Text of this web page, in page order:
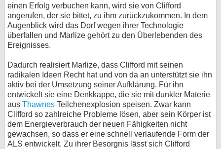
einen Erfolg verbuchen kann, wird sie von Clifford
angerufen, der sie bittet, zu ihm zurückzukommen. In dem
Augenblick wird das Dorf wegen ihrer Technologie
überfallen und Marlize gehört zu den Überlebenden des
Ereignisses.
Dadurch realisiert Marlize, dass Clifford mit seinen
radikalen Ideen Recht hat und von da an unterstützt sie ihn
aktiv bei der Umsetzung seiner Aufklärung. Für ihn
entwickelt sie eine Denkkappe, die sie mit dunkler Materie
aus Thawnes Teilchenexplosion speisen. Zwar kann
Clifford so zahlreiche Probleme lösen, aber sein Körper ist
dem Energieverbrauch der neuen Fähigkeiten nicht
gewachsen, so dass er eine schnell verlaufende Form der
ALS entwickelt. Zu ihrer Besorgnis lässt sich Clifford
Datenschutz
Cookie-Einstellungen
Desktop-Ansicht
myFanbase